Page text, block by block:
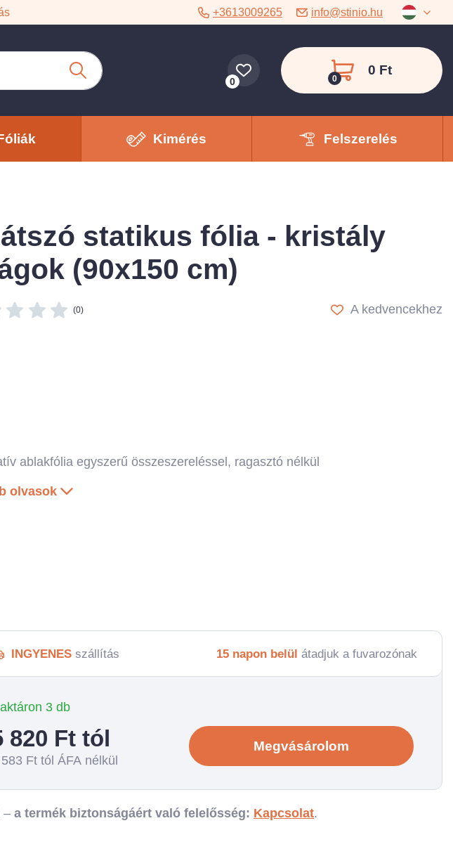
+3613009265 info@stinio.hu
0 0
0 Ft
Kimérés Felszerelés
statikus fólia - kristály
(90x150 cm)
(0) A kedvencekhez
ablakfólia egyszerű összeszereléssel, ragasztó nélkül
olvasok
INGYENES szállítás 15 napon belül átadjuk a fuvarozónak
3 db
820 Ft tól
Ft tól ÁFA nélkül
Megvásárolom
– a termék biztonságáért való felelősség: Kapcsolat.